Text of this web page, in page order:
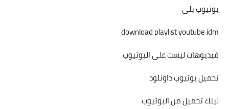
يوتيوب بلي
download playlist youtube idm
فيديوهات ليست على اليوتيوب
تحميل يوتيوب داونلود
لينك تحميل من اليوتيوب